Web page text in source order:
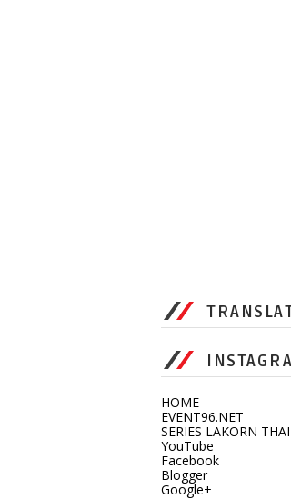
HOME
EVENT96.NET
SERIES LAKORN THAI
YouTube
Facebook
Blogger
Google+